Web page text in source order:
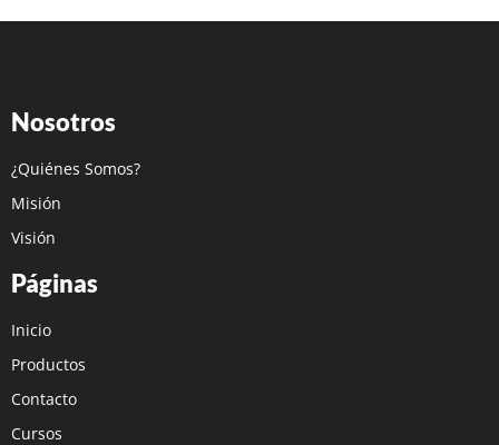
Nosotros
¿Quiénes Somos?
Misión
Visión
Páginas
Inicio
Productos
Contacto
Cursos